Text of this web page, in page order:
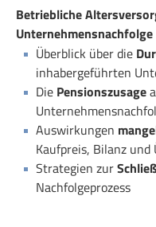
Betriebliche
Unternehmensnachfolge
Überblick über die
inhabergeführten
Die Pensionszusage
Auswirkungen
Kaufpreis, Bilanz
Strategien zur
Nachfolgeprozess